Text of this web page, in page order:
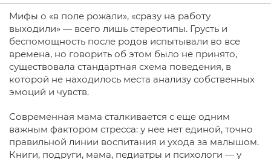
Мифы о «в поле рожали», «сразу на работу
выходили» — всего лишь стереотипы. Грусть и
беспомощность после родов испытывали во все
времена, но говорить об этом было не принято,
существовала стандартная схема поведения, в
которой не находилось места анализу собственных
эмоций и чувств.
Современная мама сталкивается с еще одним
важным фактором стресса: у нее нет единой, точно
правильной линии воспитания и ухода за малышом.
Книги, подруги, мама, педиатры и психологи — у